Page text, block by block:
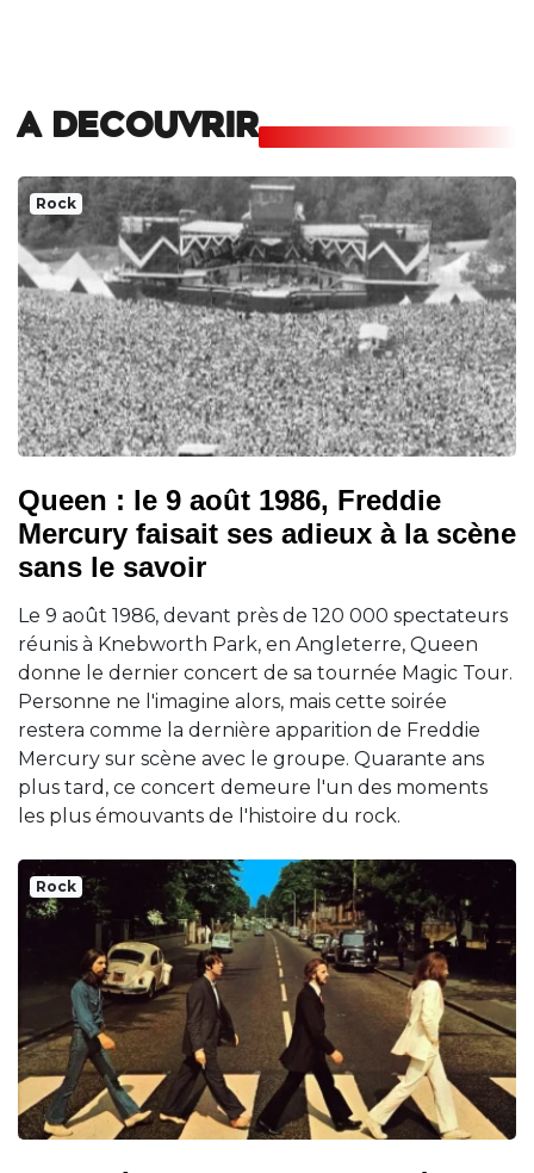
A DECOUVRIR
Rock
Queen : le 9 août 1986, Freddie
Mercury faisait ses adieux à la scène
sans le savoir
Le 9 août 1986, devant près de 120 000 spectateurs
réunis à Knebworth Park, en Angleterre, Queen
donne le dernier concert de sa tournée Magic Tour.
Personne ne l'imagine alors, mais cette soirée
restera comme la dernière apparition de Freddie
Mercury sur scène avec le groupe. Quarante ans
plus tard, ce concert demeure l'un des moments
les plus émouvants de l'histoire du rock.
Rock